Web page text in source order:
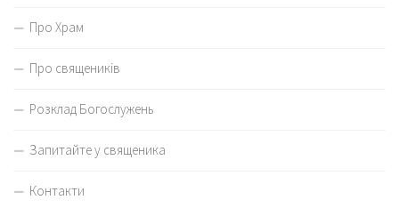
Про Храм
Про священиків
Розклад Богослужень
Запитайте у священика
Контакти